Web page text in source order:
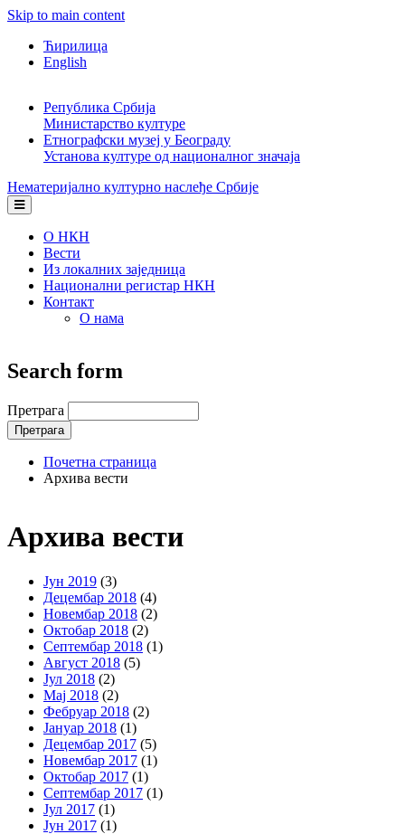
Skip to main content
Ћирилица
English
Република Србија
Министарство културе
Етнографски музеј у Београду
Установа културе од националног значаја
Нематеријално културно наслеђе Србије
О НКН
Вести
Из локалних заједница
Национални регистар НКН
Контакт
О нама
Search form
Претрага
Почетна страница
Архива вести
Архива вести
Јун 2019 (3)
Децембар 2018 (4)
Новембар 2018 (2)
Октобар 2018 (2)
Септембар 2018 (1)
Август 2018 (5)
Јул 2018 (2)
Мај 2018 (2)
Фебруар 2018 (2)
Јануар 2018 (1)
Децембар 2017 (5)
Новембар 2017 (1)
Октобар 2017 (1)
Септембар 2017 (1)
Јул 2017 (1)
Јун 2017 (1)